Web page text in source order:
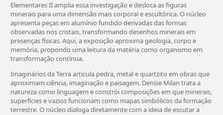
Elementares II amplia essa investigação e desloca as figuras
minerais para uma dimensão mais corporal e escultórica. O núcleo
apresenta peças em alumínio fundido derivadas das formas
observadas nos cristais, transformando desenhos minerais em
presenças físicas. Aqui, a exposição aproxima geologia, corpo e
memória, propondo uma leitura da matéria como organismo em
transformação contínua.
Imaginários da Terra articula pedra, metal e quartzito em obras que
aproximam ciência, imaginação e paisagem. Denise Milan trata a
natureza como linguagem e constrói composições em que minerais,
superfícies e vazios funcionam como mapas simbólicos da formação
terrestre. O núcleo dialoga diretamente com a ideia de escutar a